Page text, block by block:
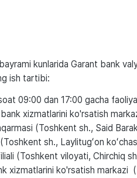
kunlarida Garant bank
ish tartibi:
09:00 dan 17:00 gacha
xizmatlarini ko'rsatish
(Toshkent sh., Said
sh., Laylitugʻon
(Toshkent viloyati, Chirchiq
xizmatlarini ko'rsatish markazi